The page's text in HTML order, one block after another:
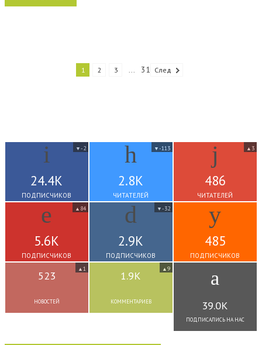
1 2 3 ... 31 След
▼-2
24.4K
ПОДПИСЧИКОВ
▼-113
2.8K
ЧИТАТЕЛЕЙ
▲ 3
486
ЧИТАТЕЛЕЙ
▲ 84
5.6K
ПОДПИСЧИКОВ
▼-32
2.9K
ПОДПИСЧИКОВ
485
ПОДПИСЧИКОВ
▲1
523
НОВОСТЕЙ
▲9
1.9K
КОММЕНТАРИЕВ 39.0K
ПОДПИСАЛИСЬ НА НАС